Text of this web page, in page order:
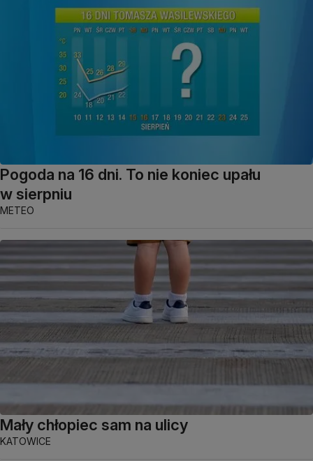
Pogoda na 16 dni. To nie koniec upału
w sierpniu
METEO
Mały chłopiec sam na ulicy
KATOWICE